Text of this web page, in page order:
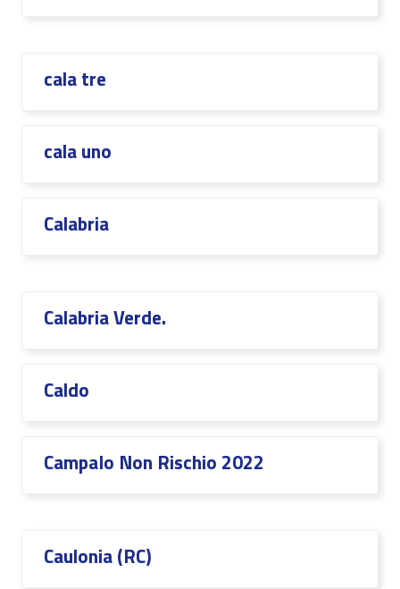
cala tre
cala uno
Calabria
Calabria Verde.
Caldo
CampaIo Non Rischio 2022
Caulonia (RC)